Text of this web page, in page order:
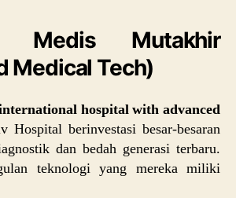
Medis Mutakhir
Medical Tech)
hospital with advanced
Hospital berinvestasi besar-besaran
dan bedah generasi terbaru.
teknologi yang mereka miliki